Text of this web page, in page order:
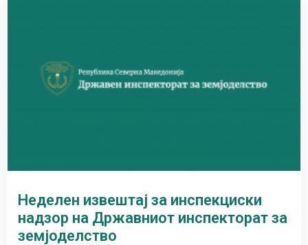
Неделен извештај за инспекциски
надзор на Државниот инспекторат за
земјоделство